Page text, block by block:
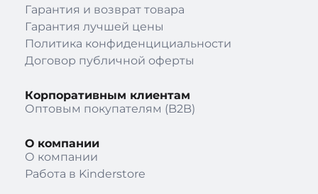
Гарантия и возврат товара
Гарантия лучшей цены
Политика конфиденцициальности
Договор публичной оферты
Корпоративным клиентам
Оптовым покупателям (B2B)
О компании
О компании
Работа в Kinderstore